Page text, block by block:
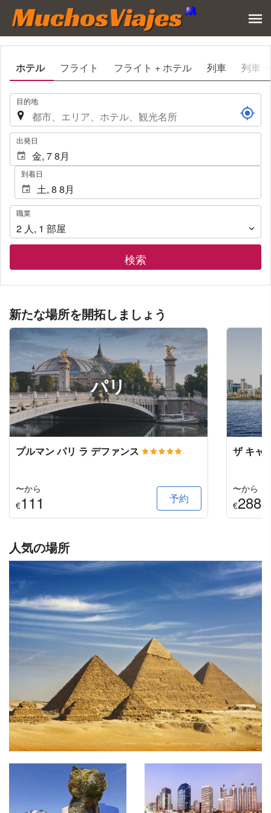
ホテル フライト フライト + ホテル 列車 列車
. 目的地
. 出発日
到着日
職
業
職業
2 人 , 1 部屋
検索
新たな場所を開拓しましょう
パリ
プルマン パリ ラ デファンス
〜から
€111 予約
ザ キャ
〜から
€288
人気の場所